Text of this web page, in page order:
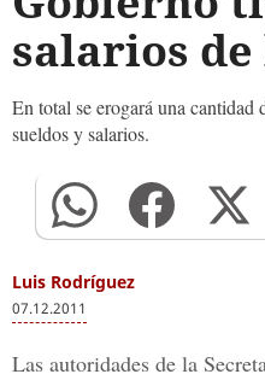
salarios
En total se erogará una
sueldos y salarios.
Luis Rodríguez
07.12.2011
Las autoridades de la